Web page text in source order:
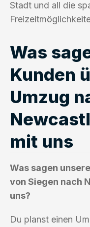
Stadt und all die
Was
Kunden
Umzug
mit uns
Was sagen
von Siegen nach
uns?
Du planst einen